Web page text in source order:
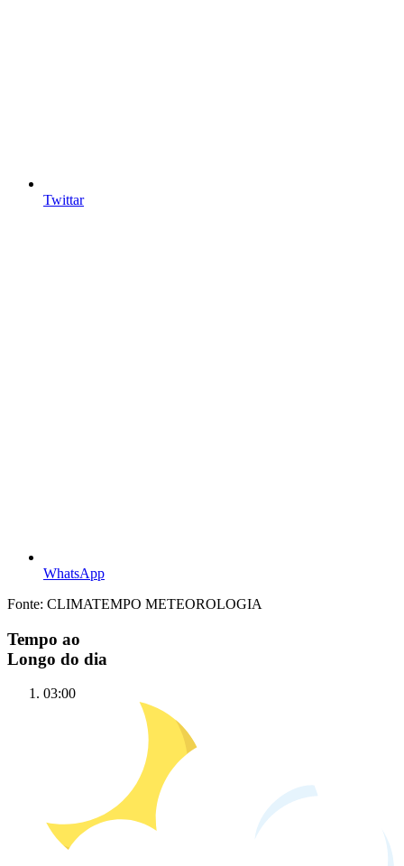
Twittar
WhatsApp
Fonte: CLIMATEMPO METEOROLOGIA
Tempo ao
Longo do dia
03:00